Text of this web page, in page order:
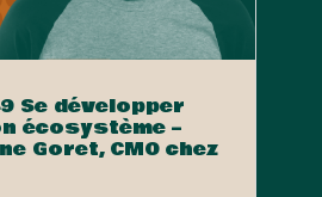
Se développer
écosystème –
Goret, CMO chez